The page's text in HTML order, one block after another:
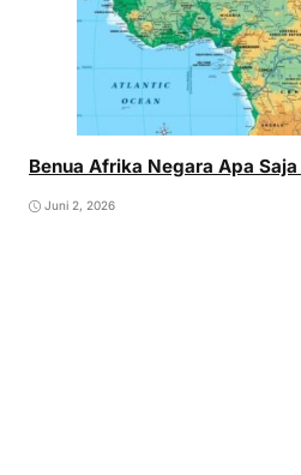
Benua Afrika Negara Apa
Juni 2, 2026